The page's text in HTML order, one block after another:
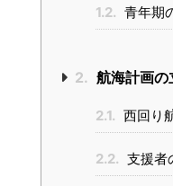
1.2. 青年期
2. 航海計画の
2.1. 西回り
2.2. 支援者